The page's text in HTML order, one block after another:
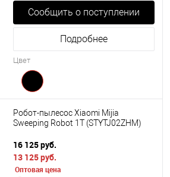
Сообщить о поступлении
Подробнее
Цвет
Робот-пылесос Xiaomi Mijia
Sweeping Robot 1T (STYTJ02ZHM)
16 125 руб.
13 125 руб.
Оптовая цена